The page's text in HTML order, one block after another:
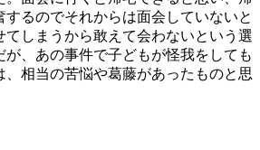
るのでそれからは面会していないと
てしまうから敢えて会わないという選
、あの事件で子どもが怪我をしても
、相当の苦悩や葛藤があったものと思